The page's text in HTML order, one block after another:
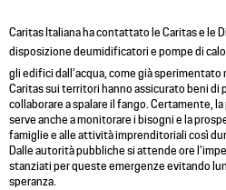
Caritas Italiana ha contattato le Caritas e le
disposizione deumidificatori e pompe di
gli edifici dall’acqua, come già
Caritas sui territori hanno assicurato beni di
collaborare a spalare il fango. Certamente,
serve anche a monitorare i bisogni e la
famiglie e alle attività imprenditoriali così
Dalle autorità pubbliche si attende ore
stanziati per queste emergenze evitando
speranza.